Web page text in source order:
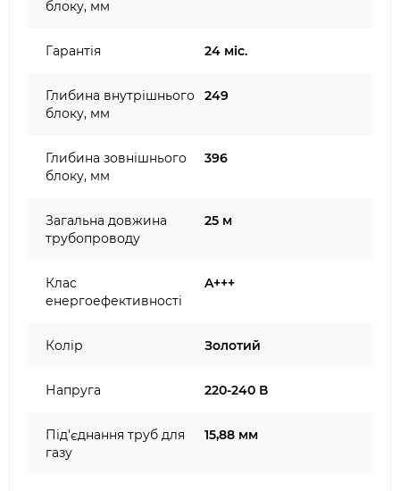
блоку, мм
Гарантія 24 міс.
Глибина внутрішнього
блоку, мм
249
Глибина зовнішнього
блоку, мм
396
Загальна довжина
трубопроводу
25 м
Клас
енергоефективності
A+++
Колір Золотий
Напруга 220-240 В
Під'єднання труб для
газу
15,88 мм